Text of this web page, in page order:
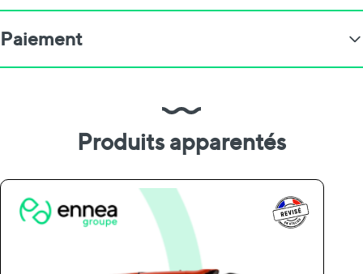
Paiement
Produits apparentés